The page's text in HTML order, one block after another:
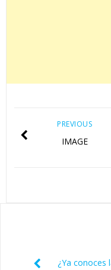
PREVIOUS
IMAGE
¿Ya conoces